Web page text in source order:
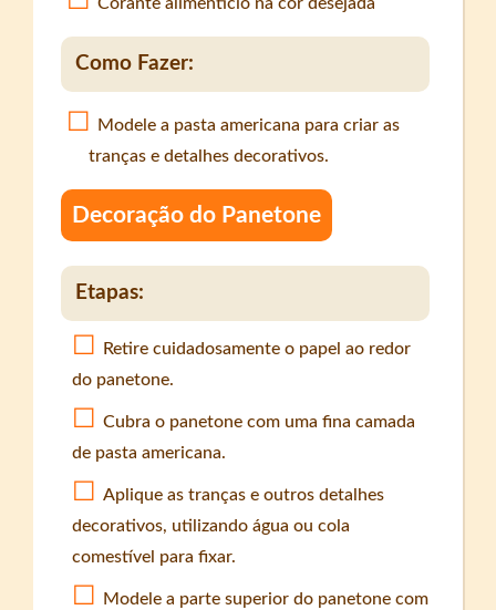
Como Fazer:
Modele a pasta americana para criar as
tranças e detalhes decorativos.
Decoração do Panetone
Etapas:
Retire cuidadosamente o papel ao redor
do panetone.
Cubra o panetone com uma fina camada
de pasta americana.
Aplique as tranças e outros detalhes
decorativos, utilizando água ou cola
comestível para fixar.
Modele a parte superior do panetone com